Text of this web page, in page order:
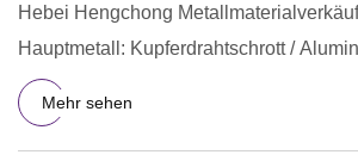
Hebei Hengchong Metallmaterialverkäufe
Hauptmetall: Kupferdrahtschrott /
Alumi
Mehr sehen